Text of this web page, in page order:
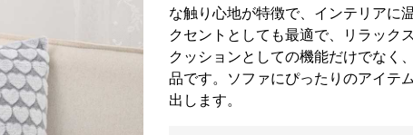
な触り心地が特徴で、インテリアに
クセントとしても最適で、リラック
クッションとしての機能だけでなく
品です。ソファにぴったりのアイテ
出します。